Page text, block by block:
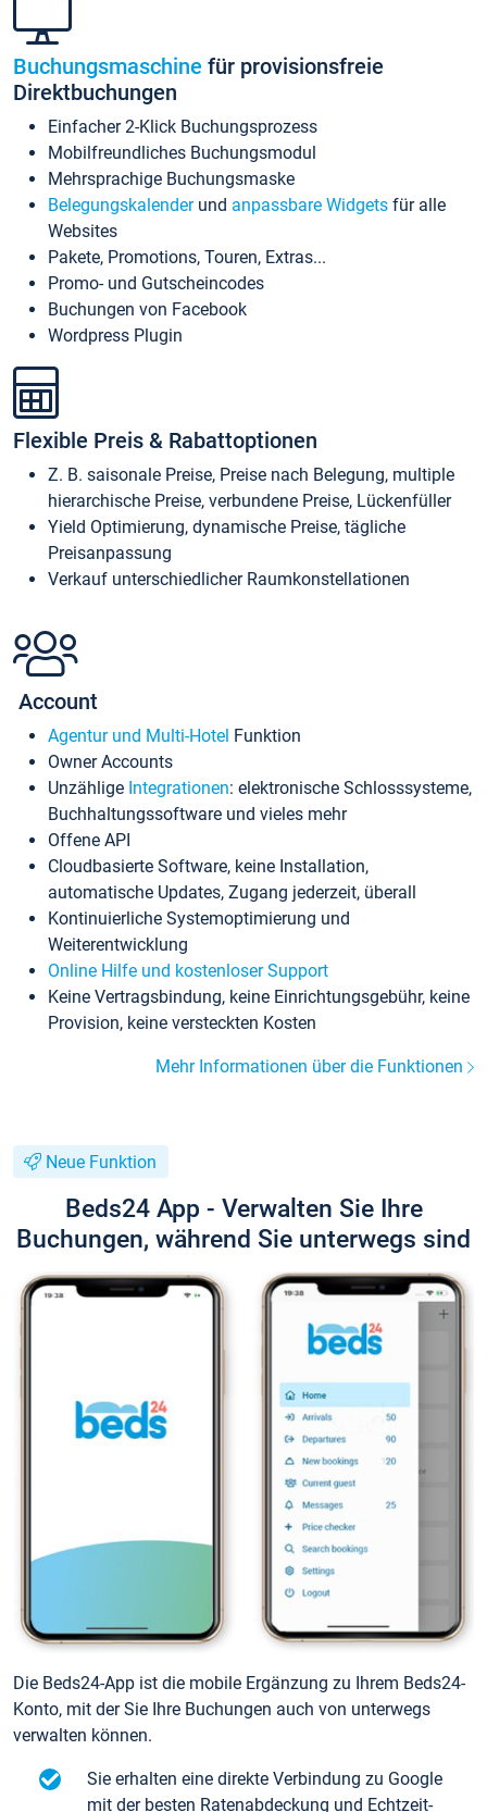
Buchungsmaschine für provisionsfreie
Direktbuchungen
Einfacher 2-Klick Buchungsprozess
Mobilfreundliches Buchungsmodul
Mehrsprachige Buchungsmaske
Belegungskalenderund anpassbare Widgets für alle
Websites
Pakete, Promotions, Touren, Extras...
Promo- und Gutscheincodes
Buchungen von Facebook
Wordpress Plugin
Flexible Preis & Rabattoptionen
Z. B. saisonale Preise, Preise nach Belegung, multiple
hierarchische Preise, verbundene Preise, Lückenfüller
Yield Optimierung, dynamische Preise, tägliche
Preisanpassung
Verkauf unterschiedlicher Raumkonstellationen
Account
Agentur und Multi-Hotel Funktion
Owner Accounts
Unzählige Integrationen: elektronische Schlosssysteme,
Buchhaltungssoftware und vieles mehr
Offene API
Cloudbasierte Software, keine Installation,
automatische Updates, Zugang jederzeit, überall
Kontinuierliche Systemoptimierung und
Weiterentwicklung
Online Hilfe und kostenloser Support
Keine Vertragsbindung, keine Einrichtungsgebühr, keine
Provision, keine versteckten Kosten
Mehr Informationen über die Funktionen
Neue Funktion
Beds24 App - Verwalten Sie Ihre
Buchungen, während Sie unterwegs sind
Die Beds24-App ist die mobile Ergänzung zu Ihrem Beds24-
Konto, mit der Sie Ihre Buchungen auch von unterwegs
verwalten können.
Sie erhalten eine direkte Verbindung zu Google
mit der besten Ratenabdeckung und Echtzeit-